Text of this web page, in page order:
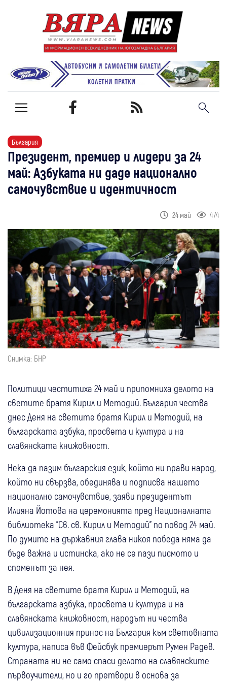
България
Президент, премиер и лидери за 24
май: Азбуката ни даде национално
самочувствие и идентичност
24 май 474
Снимка: БНР
Политици честитиха 24 май и припомниха делото на
светите братя Кирил и Методий. България чества
днес Деня на светите братя Кирил и Методий, на
българската азбука, просвета и култура и на
славянската книжовност.
Нека да пазим българския език, който ни прави народ,
който ни свързва, обединява и подписва нашето
национално самочувствие, заяви президентът
Илияна Йотова на церемонията пред Националната
библиотека "Св. св. Кирил и Методий" по повод 24 май.
По думите на държавния глава никоя победа няма да
бъде важна и истинска, ако не се пази писмото и
споменът за нея.
В Деня на светите братя Кирил и Методий, на
българската азбука, просвета и култура и на
славянската книжовност, народът ни чества
цивилизационния принос на България към световната
култура, написа във Фейсбук премиерът Румен Радев.
Страната ни не само спаси делото на славянските
първоучители, но и го претвори в основа за